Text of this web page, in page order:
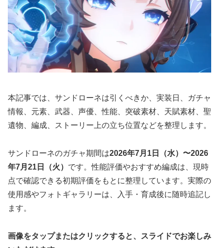
本記事では、サンドローネは引くべきか、実装日、ガチャ
情報、元素、武器、声優、性能、突破素材、天賦素材、聖
遺物、編成、ストーリー上の立ち位置などを整理します。
サンドローネのガチャ期間は2026年7月1日（水）〜2026
年7月21日（火） です。性能評価やおすすめ編成は、現時
点で確認できる初期評価をもとに整理しています。実際の
使用感やフォトギャラリーは、入手・育成後に随時追記し
ます。
画像をタップまたはクリックすると、スライドでお楽しみ